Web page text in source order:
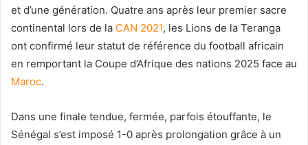
et d’une génération. Quatre ans après leur premier sacre
continental lors de la CAN 2021, les Lions de la Teranga
ont confirmé leur statut de référence du football africain
en remportant la Coupe d’Afrique des nations 2025 face au
Maroc.
Dans une finale tendue, fermée, parfois étouffante, le
Sénégal s’est imposé 1-0 après prolongation grâce à un